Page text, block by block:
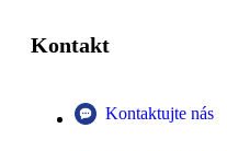
Kontakt
Kontaktujte nás